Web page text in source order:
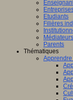
Etudiants
Filières
Médiateurs
Parents
Thématiques